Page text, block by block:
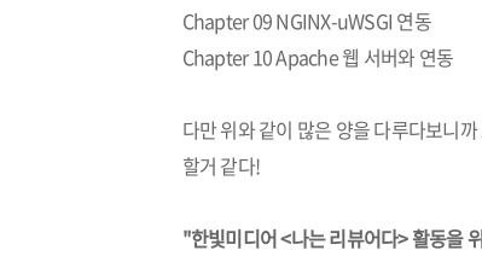
Chapter 09 NGINX-uWSGI 연동
Chapter 10 Apache 웹 서버와 연동
다만 위와 같이 많은 양을 다루다보니
할거 같다!
"한빛미디어 <나는 리뷰어다> 활동을